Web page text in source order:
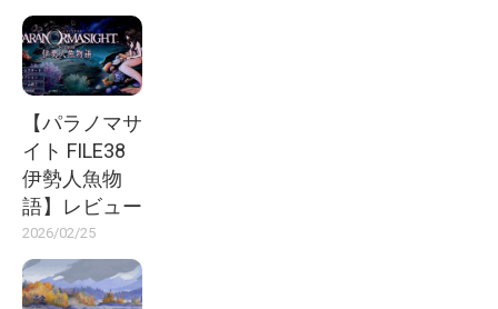
【パラノマサ
イト FILE38
伊勢人魚物
語】レビュー
2026/02/25